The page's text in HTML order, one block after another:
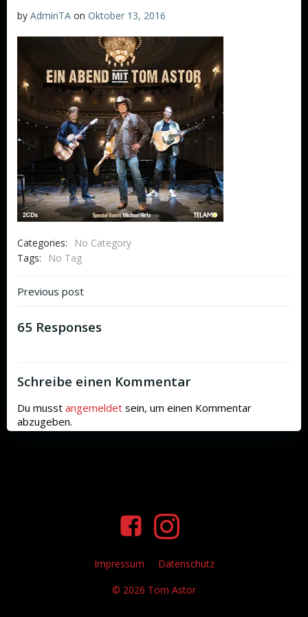
by AdminTA on Oktober 13, 2016
Categories:
No Category
Tags:
No Tag
Beitragsnavigation
Previous post
65 Responses
Schreibe einen Kommentar
Du musst angemeldet sein, um einen Kommentar
abzugeben.
© 2026 Tom Astor
Impressum Datenschutz